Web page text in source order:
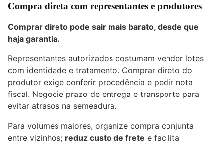
Compra direta com representantes e produtores
Comprar direto pode sair mais barato, desde que
haja garantia.
Representantes autorizados costumam vender lotes
com identidade e tratamento. Comprar direto do
produtor exige conferir procedência e pedir nota
fiscal. Negocie prazo de entrega e transporte para
evitar atrasos na semeadura.
Para volumes maiores, organize compra conjunta
entre vizinhos; reduz custo de frete e facilita